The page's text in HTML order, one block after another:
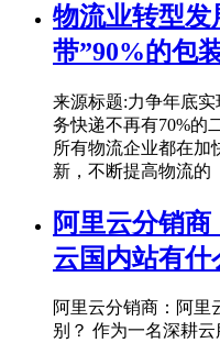
物流业转型发
带”90%的包
来源标题:力争年底实
务快递不再有70%的
所有物流企业都在加
新，不断提高物流的
阿里云分销
云国内站有什
阿里云分销商：阿里
别？ 作为一名深耕